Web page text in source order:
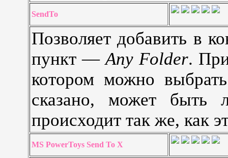
SendTo
Позволяет добавить в
пункт —Any Folder.
котором можно
сказано, может быть
происходит так же, как
MS PowerToys Send To X